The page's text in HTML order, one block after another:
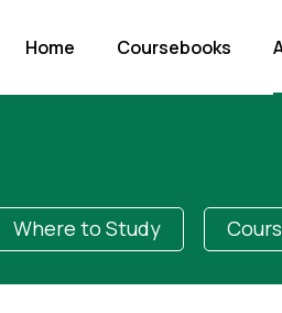
Home Coursebooks
Where to Study